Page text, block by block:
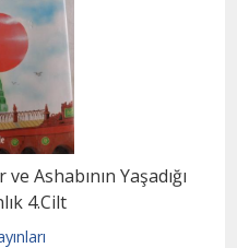
Ashabının Yaşadığı
4.Cilt